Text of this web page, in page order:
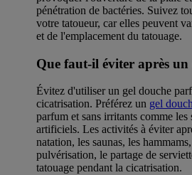
pénétration de bactéries. Suivez
votre tatoueur, car elles peuvent
et de l'emplacement du tatouage.
Que faut-il éviter après un
Évitez d'utiliser un gel douche
cicatrisation. Préférez un gel
parfum et sans irritants comme
artificiels. Les activités à éviter
natation, les saunas, les
pulvérisation, le partage de
tatouage pendant la cicatrisation.